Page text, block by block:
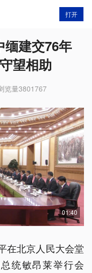
打开
缅建交76年
望相助
览量3801767
01:40
在北京人民大会堂
统敏昂莱举行会